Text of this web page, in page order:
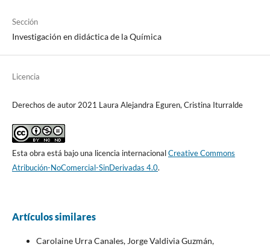
Sección
Investigación en didáctica de la Química
Licencia
Derechos de autor 2021 Laura Alejandra Eguren, Cristina Iturralde
Esta obra está bajo una licencia internacionalCreative Commons
Atribución-NoComercial-SinDerivadas 4.0.
Artículos similares
Carolaine Urra Canales, Jorge Valdivia Guzmán,